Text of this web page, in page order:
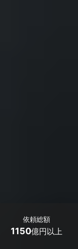
依頼総額
1150億円以上